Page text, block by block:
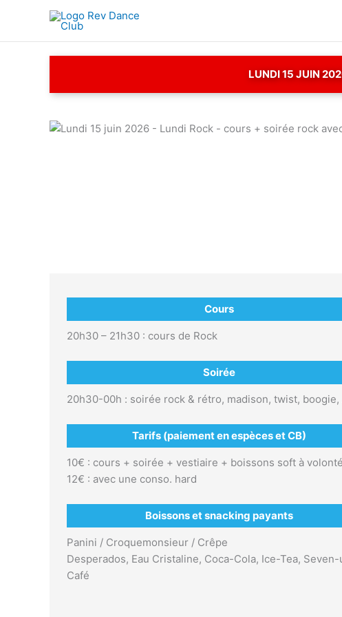
contenu
LUNDI 15 JUIN
Cours
20h30 – 21h30 : cours de Rock
Soirée
20h30-00h : soirée rock & rétro, madison, twist,
Tarifs (paiement en espèces et CB)
10€ : cours + soirée + vestiaire + boissons soft à volonté
12€ : avec une conso. hard
Boissons et snacking payants
Panini / Croquemonsieur / Crêpe
Desperados, Eau Cristaline, Coca-Cola, Ice-Tea, Seven-
Café